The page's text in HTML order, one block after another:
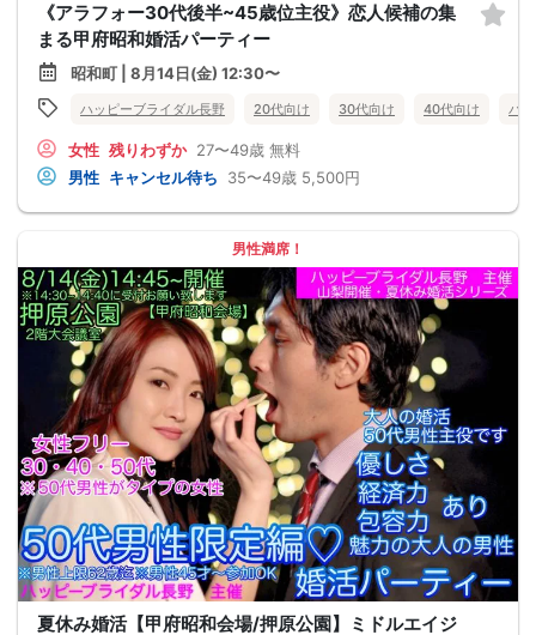
《アラフォー30代後半~45歳位主役》恋人候補の集
まる甲府昭和婚活パーティー
昭和町 | 8月14日(金) 12:30〜
ハッピーブライダル長野 20代向け 30代向け 40代向け バ
女性 残りわずか 27〜49歳 無料
男性 キャンセル待ち 35〜49歳 5,500円
男性満席！
夏休み婚活【甲府昭和会場/押原公園】ミドルエイジ